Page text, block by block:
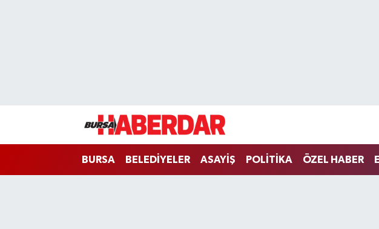
BURSA BELEDİYELER ASAYİŞ POLİTİKA ÖZEL HABER
Tüm Manşetler